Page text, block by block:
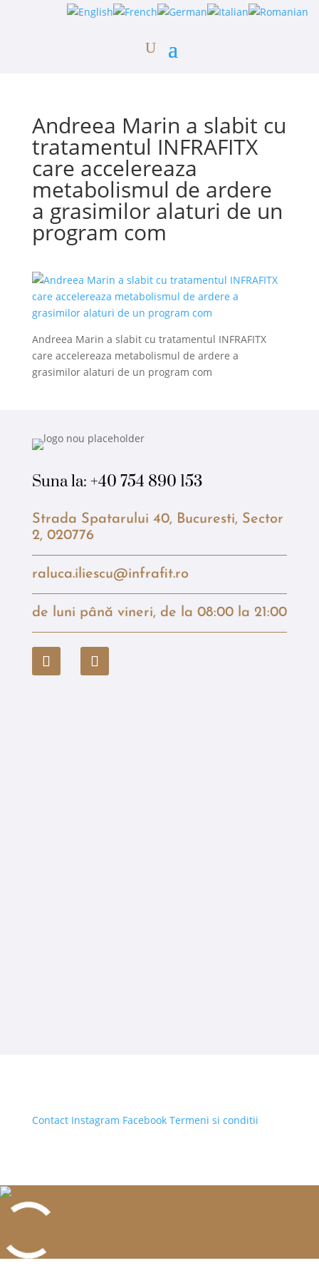
Andreea Marin a slabit cu
tratamentul INFRAFITX
care accelereaza
metabolismul de ardere
a grasimilor alaturi de un
program com
Andreea Marin a slabit cu tratamentul INFRAFITX
care accelereaza metabolismul de ardere a
grasimilor alaturi de un program com
Suna la: +40 754 890 153
Strada Spatarului 40, Bucuresti, Sector
2, 020776
raluca.iliescu@infrafit.ro
de luni până vineri, de la 08:00 la 21:00
Contact Instagram Facebook Termeni si conditii